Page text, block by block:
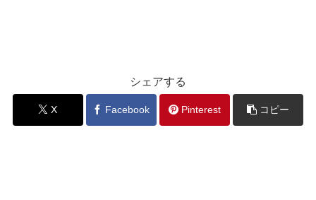
シェアする
X Facebook Pinterest コピー